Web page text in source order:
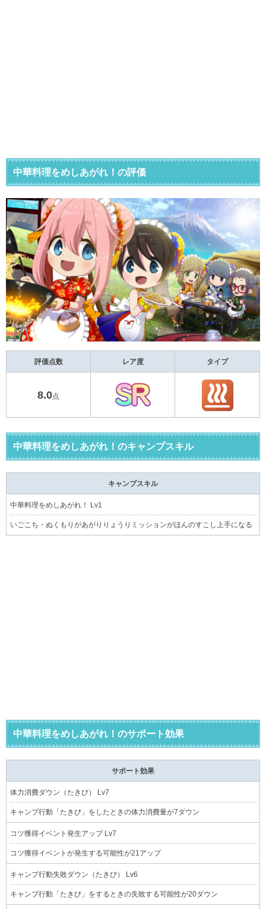
中華料理をめしあがれ！の評価
評価点数 レア度 タイプ
8.0点
中華料理をめしあがれ！のキャンプスキル
キャンプスキル
中華料理をめしあがれ！ Lv1
いごこち・ぬくもりがあがりりょうりミッションがほんのすこし上手になる
中華料理をめしあがれ！のサポート効果
サポート効果
体力消費ダウン（たきび） Lv7
キャンプ行動「たきび」をしたときの体力消費量が7ダウン
コツ獲得イベント発生アップ Lv7
コツ獲得イベントが発生する可能性が21アップ
キャンプ行動失敗ダウン（たきび） Lv6
キャンプ行動「たきび」をするときの失敗する可能性が20ダウン